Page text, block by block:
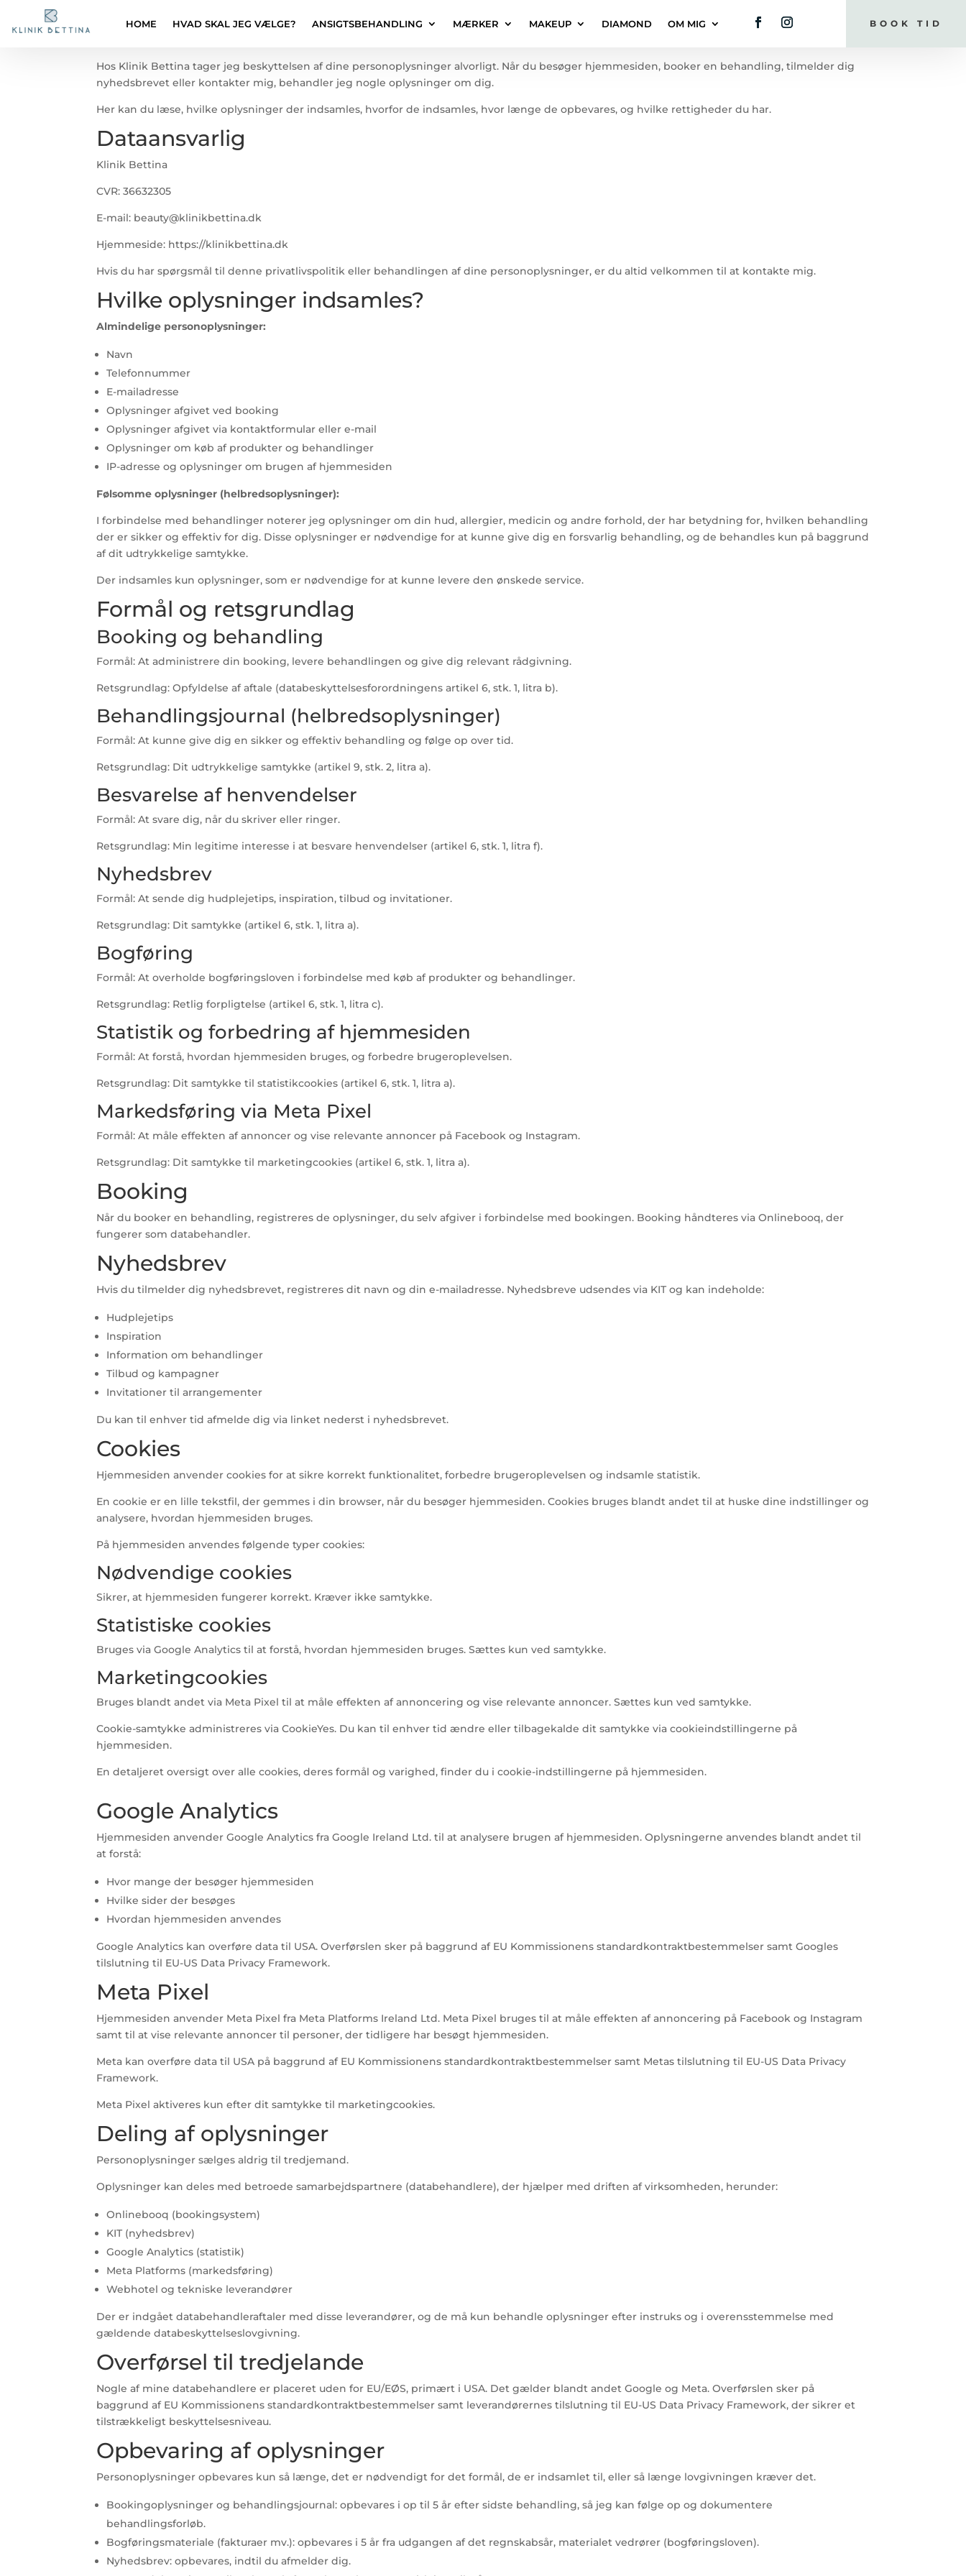
HOME HVAD SKAL JEG VÆLGE? ANSIGTSBEHANDLING MÆRKER MAKEUP DIAMOND OM MIG BOOK TID
Hos Klinik Bettina tager jeg beskyttelsen af dine personoplysninger alvorligt. Når du besøger hjemmesiden, booker en behandling, tilmelder dig
nyhedsbrevet eller kontakter mig, behandler jeg nogle oplysninger om dig.
Her kan du læse, hvilke oplysninger der indsamles, hvorfor de indsamles, hvor længe de opbevares, og hvilke rettigheder du har.
Dataansvarlig
Klinik Bettina
CVR: 36632305
E-mail: beauty@klinikbettina.dk
Hjemmeside: https://klinikbettina.dk
Hvis du har spørgsmål til denne privatlivspolitik eller behandlingen af dine personoplysninger, er du altid velkommen til at kontakte mig.
Hvilke oplysninger indsamles?
Almindelige personoplysninger:
Navn
Telefonnummer
E-mailadresse
Oplysninger afgivet ved booking
Oplysninger afgivet via kontaktformular eller e-mail
Oplysninger om køb af produkter og behandlinger
IP-adresse og oplysninger om brugen af hjemmesiden
Følsomme oplysninger (helbredsoplysninger):
I forbindelse med behandlinger noterer jeg oplysninger om din hud, allergier, medicin og andre forhold, der har betydning for, hvilken behandling
der er sikker og effektiv for dig. Disse oplysninger er nødvendige for at kunne give dig en forsvarlig behandling, og de behandles kun på baggrund
af dit udtrykkelige samtykke.
Der indsamles kun oplysninger, som er nødvendige for at kunne levere den ønskede service.
Formål og retsgrundlag
Booking og behandling
Formål: At administrere din booking, levere behandlingen og give dig relevant rådgivning.
Retsgrundlag: Opfyldelse af aftale (databeskyttelsesforordningens artikel 6, stk. 1, litra b).
Behandlingsjournal (helbredsoplysninger)
Formål: At kunne give dig en sikker og effektiv behandling og følge op over tid.
Retsgrundlag: Dit udtrykkelige samtykke (artikel 9, stk. 2, litra a).
Besvarelse af henvendelser
Formål: At svare dig, når du skriver eller ringer.
Retsgrundlag: Min legitime interesse i at besvare henvendelser (artikel 6, stk. 1, litra f).
Nyhedsbrev
Formål: At sende dig hudplejetips, inspiration, tilbud og invitationer.
Retsgrundlag: Dit samtykke (artikel 6, stk. 1, litra a).
Bogføring
Formål: At overholde bogføringsloven i forbindelse med køb af produkter og behandlinger.
Retsgrundlag: Retlig forpligtelse (artikel 6, stk. 1, litra c).
Statistik og forbedring af hjemmesiden
Formål: At forstå, hvordan hjemmesiden bruges, og forbedre brugeroplevelsen.
Retsgrundlag: Dit samtykke til statistikcookies (artikel 6, stk. 1, litra a).
Markedsføring via Meta Pixel
Formål: At måle effekten af annoncer og vise relevante annoncer på Facebook og Instagram.
Retsgrundlag: Dit samtykke til marketingcookies (artikel 6, stk. 1, litra a).
Booking
Når du booker en behandling, registreres de oplysninger, du selv afgiver i forbindelse med bookingen. Booking håndteres via Onlinebooq, der
fungerer som databehandler.
Nyhedsbrev
Hvis du tilmelder dig nyhedsbrevet, registreres dit navn og din e-mailadresse. Nyhedsbreve udsendes via KIT og kan indeholde:
Hudplejetips
Inspiration
Information om behandlinger
Tilbud og kampagner
Invitationer til arrangementer
Du kan til enhver tid afmelde dig via linket nederst i nyhedsbrevet.
Cookies
Hjemmesiden anvender cookies for at sikre korrekt funktionalitet, forbedre brugeroplevelsen og indsamle statistik.
En cookie er en lille tekstfil, der gemmes i din browser, når du besøger hjemmesiden. Cookies bruges blandt andet til at huske dine indstillinger og
analysere, hvordan hjemmesiden bruges.
På hjemmesiden anvendes følgende typer cookies:
Nødvendige cookies
Sikrer, at hjemmesiden fungerer korrekt. Kræver ikke samtykke.
Statistiske cookies
Bruges via Google Analytics til at forstå, hvordan hjemmesiden bruges. Sættes kun ved samtykke.
Marketingcookies
Bruges blandt andet via Meta Pixel til at måle effekten af annoncering og vise relevante annoncer. Sættes kun ved samtykke.
Cookie-samtykke administreres via CookieYes. Du kan til enhver tid ændre eller tilbagekalde dit samtykke via cookieindstillingerne på
hjemmesiden.
En detaljeret oversigt over alle cookies, deres formål og varighed, finder du i cookie-indstillingerne på hjemmesiden.
Google Analytics
Hjemmesiden anvender Google Analytics fra Google Ireland Ltd. til at analysere brugen af hjemmesiden. Oplysningerne anvendes blandt andet til
at forstå:
Hvor mange der besøger hjemmesiden
Hvilke sider der besøges
Hvordan hjemmesiden anvendes
Google Analytics kan overføre data til USA. Overførslen sker på baggrund af EU Kommissionens standardkontraktbestemmelser samt Googles
tilslutning til EU-US Data Privacy Framework.
Meta Pixel
Hjemmesiden anvender Meta Pixel fra Meta Platforms Ireland Ltd. Meta Pixel bruges til at måle effekten af annoncering på Facebook og Instagram
samt til at vise relevante annoncer til personer, der tidligere har besøgt hjemmesiden.
Meta kan overføre data til USA på baggrund af EU Kommissionens standardkontraktbestemmelser samt Metas tilslutning til EU-US Data Privacy
Framework.
Meta Pixel aktiveres kun efter dit samtykke til marketingcookies.
Deling af oplysninger
Personoplysninger sælges aldrig til tredjemand.
Oplysninger kan deles med betroede samarbejdspartnere (databehandlere), der hjælper med driften af virksomheden, herunder:
Onlinebooq (bookingsystem)
KIT (nyhedsbrev)
Google Analytics (statistik)
Meta Platforms (markedsføring)
Webhotel og tekniske leverandører
Der er indgået databehandleraftaler med disse leverandører, og de må kun behandle oplysninger efter instruks og i overensstemmelse med
gældende databeskyttelseslovgivning.
Overførsel til tredjelande
Nogle af mine databehandlere er placeret uden for EU/EØS, primært i USA. Det gælder blandt andet Google og Meta. Overførslen sker på
baggrund af EU Kommissionens standardkontraktbestemmelser samt leverandørernes tilslutning til EU-US Data Privacy Framework, der sikrer et
tilstrækkeligt beskyttelsesniveau.
Opbevaring af oplysninger
Personoplysninger opbevares kun så længe, det er nødvendigt for det formål, de er indsamlet til, eller så længe lovgivningen kræver det.
Bookingoplysninger og behandlingsjournal: opbevares i op til 5 år efter sidste behandling, så jeg kan følge op og dokumentere
behandlingsforløb.
Bogføringsmateriale (fakturaer mv.): opbevares i 5 år fra udgangen af det regnskabsår, materialet vedrører (bogføringsloven).
Nyhedsbrev: opbevares, indtil du afmelder dig.